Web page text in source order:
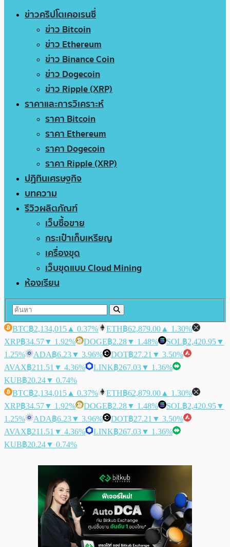
ข่าวคริปโตเคอเรนซี่
ข่าว Bitcoin
ข่าว Ethereum
ข่าว Binance Coin
ข่าว Dogecoin
ข่าว Ripple (XRP)
ราคาและการวิเคราะห์
ราคา Bitcoin
ราคา Ethereum
ราคา Dogecoin
ราคา Ripple (XRP)
ปฏิทินเศรษฐกิจ
บทความ
รีวิวผลิตภัณฑ์
เว็บซื้อขาย
กระเป๋าเก็บเหรียญ
เครื่องขุด
เว็บขุดแบบ Cloud Mining
ห้องเรียน
BTC฿2,134,015 ▲ 0.37% ETH฿62,879.00 ▲ 1.30%
XRP฿34.57▼ 1.92% DOGE฿2.28▼ 1.48% SOL฿2,420.95▼
1.25%
ADA฿6.23▼ 3.96% DOT฿27.21 ▼ 3.50%
AVAX฿211.51 ▼ 4.36% LINK฿267.03▼ 1.36%
KUB฿20.24▼ 0.74%
BTC฿2,134,015 ▲ 0.37% ETH฿62,879.00 ▲ 1.30%
XRP฿34.57▼ 1.92% DOGE฿2.28▼ 1.48% SOL฿2,420.95▼
1.25%
ADA฿6.23▼ 3.96% DOT฿27.21 ▼ 3.50%
AVAX฿211.51 ▼ 4.36% LINK฿267.03▼ 1.36%
KUB฿20.24▼ 0.74%